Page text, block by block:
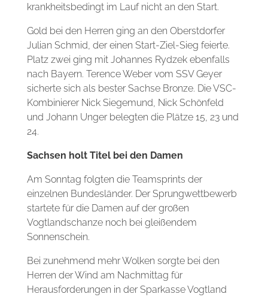
krankheitsbedingt im Lauf nicht an den Start.
Gold bei den Herren ging an den Oberstdorfer
Julian Schmid, der einen Start-Ziel-Sieg feierte.
Platz zwei ging mit Johannes Rydzek ebenfalls
nach Bayern. Terence Weber vom SSV Geyer
sicherte sich als bester Sachse Bronze. Die VSC-
Kombinierer Nick Siegemund, Nick Schönfeld
und Johann Unger belegten die Plätze 15, 23 und
24.
Sachsen holt Titel bei den Damen
Am Sonntag folgten die Teamsprints der
einzelnen Bundesländer. Der Sprungwettbewerb
startete für die Damen auf der großen
Vogtlandschanze noch bei gleißendem
Sonnenschein.
Bei zunehmend mehr Wolken sorgte bei den
Herren der Wind am Nachmittag für
Herausforderungen in der Sparkasse Vogtland